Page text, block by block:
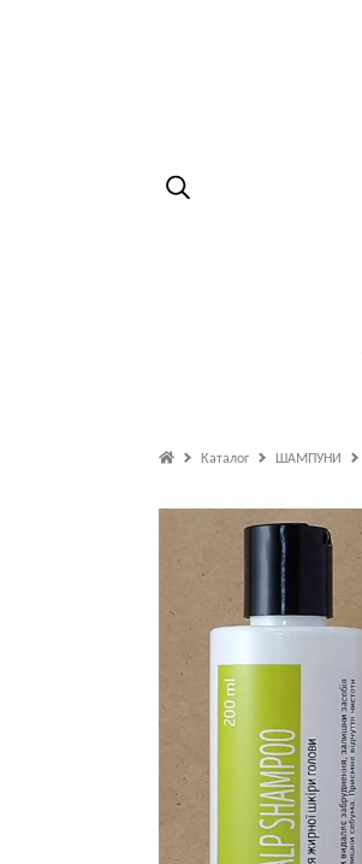
Каталог ШАМПУНИ